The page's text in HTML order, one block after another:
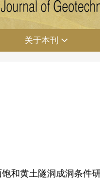
关于本刊
饱和黄土隧洞成洞条件